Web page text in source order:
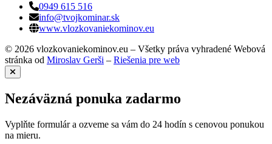
0949 615 516
info@tvojkominar.sk
www.vlozkovaniekominov.eu
© 2026 vlozkovaniekominov.eu – Všetky práva vyhradené Webová
stránka od Miroslav Gerši – Riešenia pre web
Nezáväzná ponuka zadarmo
Vyplňte formulár a ozveme sa vám do 24 hodín s cenovou ponukou
na mieru.